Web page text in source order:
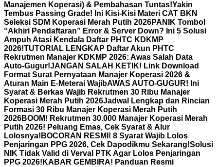
Manajemen Koperasi) & Pembahasan Tuntas!Yakin
Tembus Passing Grade! Ini Kisi-Kisi Materi CAT BKN
Seleksi SDM Koperasi Merah Putih 2026PANIK Tombol
“Akhiri Pendaftaran” Error & Server Down? Ini 5 Solusi
Ampuh Atasi Kendala Daftar PHTC KDKMP
2026!TUTORIAL LENGKAP Daftar Akun PHTC
Rekrutmen Manajer KDKMP 2026: Awas Salah Data
Auto-Gugur!JANGAN SALAH KETIK! Link Download
Format Surat Pernyataan Manajer Koperasi 2026 &
Aturan Main E-Meterai WajibAWAS AUTO-GUGUR! Ini
Syarat & Berkas Wajib Rekrutmen 30 Ribu Manajer
Koperasi Merah Putih 2026Jadwal Lengkap dan Rincian
Formasi 30 Ribu Manajer Koperasi Merah Putih
2026BOOM! Rekrutmen 30.000 Manajer Koperasi Merah
Putih 2026! Peluang Emas, Cek Syarat & Alur
Lolosnya! BOCORAN RESMI! 8 Syarat Wajib Lolos
Penjaringan PPG 2026, Cek Dapodikmu Sekarang!Solusi
NIK Tidak Valid di Verval PTK Agar Lolos Penjaringan
PPG 2026! KABAR GEMBIRA! Panduan Resmi